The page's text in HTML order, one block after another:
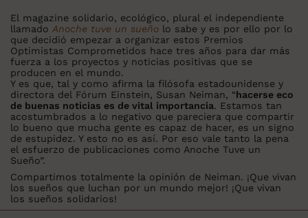
El magazine solidario, ecológico, plural el independiente
llamado Anoche tuve un sueño lo sabe y es por ello por lo
que decidió empezar a organizar estos Premios
Optimistas Comprometidos hace tres años para dar más
fuerza a los proyectos y noticias positivas que se
producen en el mundo.
Y es que, tal y como afirma la filósofa estadounidense y
directora del Fórum Einstein, Susan Neiman, “hacerse eco
de buenas noticias es de vital importancia. Estamos tan
acostumbrados a lo negativo que pareciera que compartir
lo bueno que mucha gente es capaz de hacer, es un signo
de estupidez. Y esto no es así. Por eso vale tanto la pena
el esfuerzo de publicaciones como Anoche Tuve un
Sueño”.
Compartimos totalmente la opinión de Neiman. ¡Que vivan
los sueños que luchan por un mundo mejor! ¡Que vivan
los sueños solidarios!